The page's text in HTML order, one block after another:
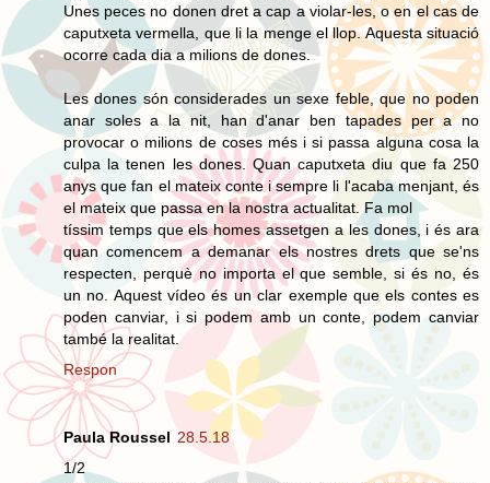
Unes peces no donen dret a cap a violar-les, o en el cas de
caputxeta vermella, que li la menge el llop. Aquesta situació
ocorre cada dia a milions de dones.
Les dones són considerades un sexe feble, que no poden
anar soles a la nit, han d'anar ben tapades per a no
provocar o milions de coses més i si passa alguna cosa la
culpa la tenen les dones. Quan caputxeta diu que fa 250
anys que fan el mateix conte i sempre li l'acaba menjant, és
el mateix que passa en la nostra actualitat. Fa mol
tíssim temps que els homes assetgen a les dones, i és ara
quan comencem a demanar els nostres drets que se'ns
respecten, perquè no importa el que semble, si és no, és
un no. Aquest vídeo és un clar exemple que els contes es
poden canviar, i si podem amb un conte, podem canviar
també la realitat.
Respon
Paula Roussel 28.5.18
1/2